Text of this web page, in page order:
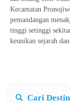
Kecamatan
pemandangan
tinggi setinggi
keunikan sejarah
Cari